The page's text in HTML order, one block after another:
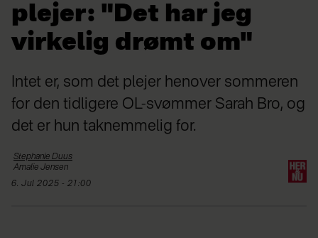
plejer: "Det har jeg
virkelig drømt om"
Intet er, som det plejer henover sommeren
for den tidligere OL-svømmer Sarah Bro, og
det er hun taknemmelig for.
Stephanie Duus
Amalie Jensen
6. Jul 2025 - 21:00